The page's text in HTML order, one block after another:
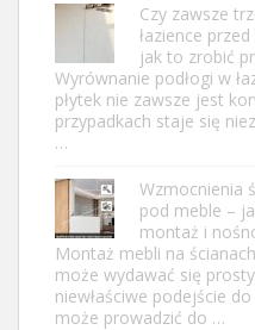
Czy zawsze
łazience
jak to zrobić
Wyrównanie podłogi w
płytek nie zawsze jest
przypadkach staje się
…
Wzmocnienia
pod meble –
montaż i
Montaż mebli na
może wydawać się
niewłaściwe podejście
może prowadzić do …